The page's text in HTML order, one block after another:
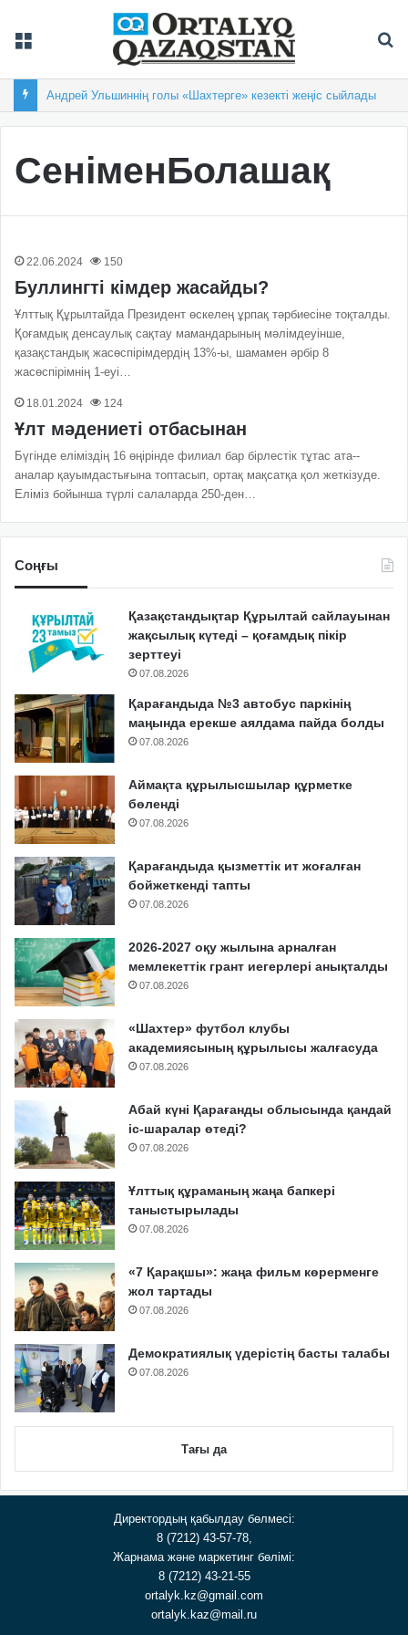
Андрей Ульшиннің голы «Шахтерге» кезекті жеңіс сыйлады
СеніменБолашақ
22.06.2024 150
Буллингті кімдер жасайды?
Ұлттық Құрылтайда Президент өскелең ұрпақ тәрбиесіне тоқталды.
Қоғамдық денсаулық сақтау мамандарының мәлімдеуінше,
қазақстандық жасөспірімдердің 13%-ы, шамамен әрбір 8
жасөспірімнің 1-еуі…
18.01.2024 124
Ұлт мәдениеті отбасынан
Бүгінде еліміздің 16 өңірінде филиал бар бірлестік тұтас ата-­
аналар қауымдастығына топтасып, ортақ мақсатқа қол жеткізуде.
Еліміз бойынша түрлі салаларда 250-ден…
Соңғы
Қазақстандықтар Құрылтай сайлауынан
жақсылық күтеді – қоғамдық пікір
зерттеуі
07.08.2026
Қарағандыда №3 автобус паркінің
маңында ерекше аялдама пайда болды
07.08.2026
Аймақта құрылысшылар құрметке
бөленді
07.08.2026
Қарағандыда қызметтік ит жоғалған
бойжеткенді тапты
07.08.2026
2026-2027 оқу жылына арналған
мемлекеттік грант иегерлері анықталды
07.08.2026
«Шахтер» футбол клубы
академиясының құрылысы жалғасуда
07.08.2026
Абай күні Қарағанды облысында қандай
іс-шаралар өтеді?
07.08.2026
Ұлттық құраманың жаңа бапкері
таныстырылады
07.08.2026
«7 Қарақшы»: жаңа фильм көрерменге
жол тартады
07.08.2026
Демократиялық үдерістің басты талабы
07.08.2026
Тағы да
Директордың қабылдау бөлмесі:
8 (7212) 43-57-78,
Жарнама және маркетинг бөлімі:
8 (7212) 43-21-55
ortalyk.kz@gmail.com
ortalyk.kaz@mail.ru